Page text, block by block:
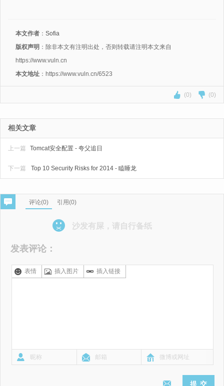
本文作者 ： Sofia
版权声明 ：除非本文有注明出处，否则转载请注明本文来自
https://www.vuln.cn
本文地址 ：https://www.vuln.cn/6523
(0) (0)
相关文章
上一篇 Tomcat安全配置 - 夸父追日
Top 10 Security Risks for 2014 - 瞌睡龙
下一篇
评论(0) 引用(0)
沙发有屎，请自行备纸
发表评论：
表情 插入图片 插入链接